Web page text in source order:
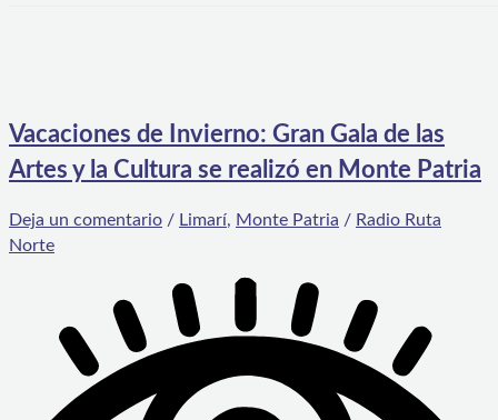
Vacaciones de Invierno: Gran Gala de las
Artes y la Cultura se realizó en Monte Patria
Deja un comentario / Limarí, Monte Patria / Radio Ruta
Norte